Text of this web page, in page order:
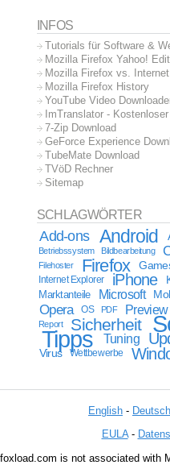
INFOS
Tutorials für Software &
Mozilla Firefox Yahoo!
Mozilla Firefox vs.
Mozilla Firefox History
YouTube Video
ImTranslator -
7-Zip Download
GeForce Experience
TubeMate Download
TVöD Rechner
Sitemap
SCHLAGWÖRTER
Add-ons Android
Betriebssystem
Bildbearbeitung
Filehoster Firefox
Internet Explorer iPhone
Marktanteile Microsoft
Opera OS PDF Preview
Report Sicherheit
Tipps Tuning
Virus Wettbewerbe
English - Deutsch
EULA-
foxload.com is not associated with